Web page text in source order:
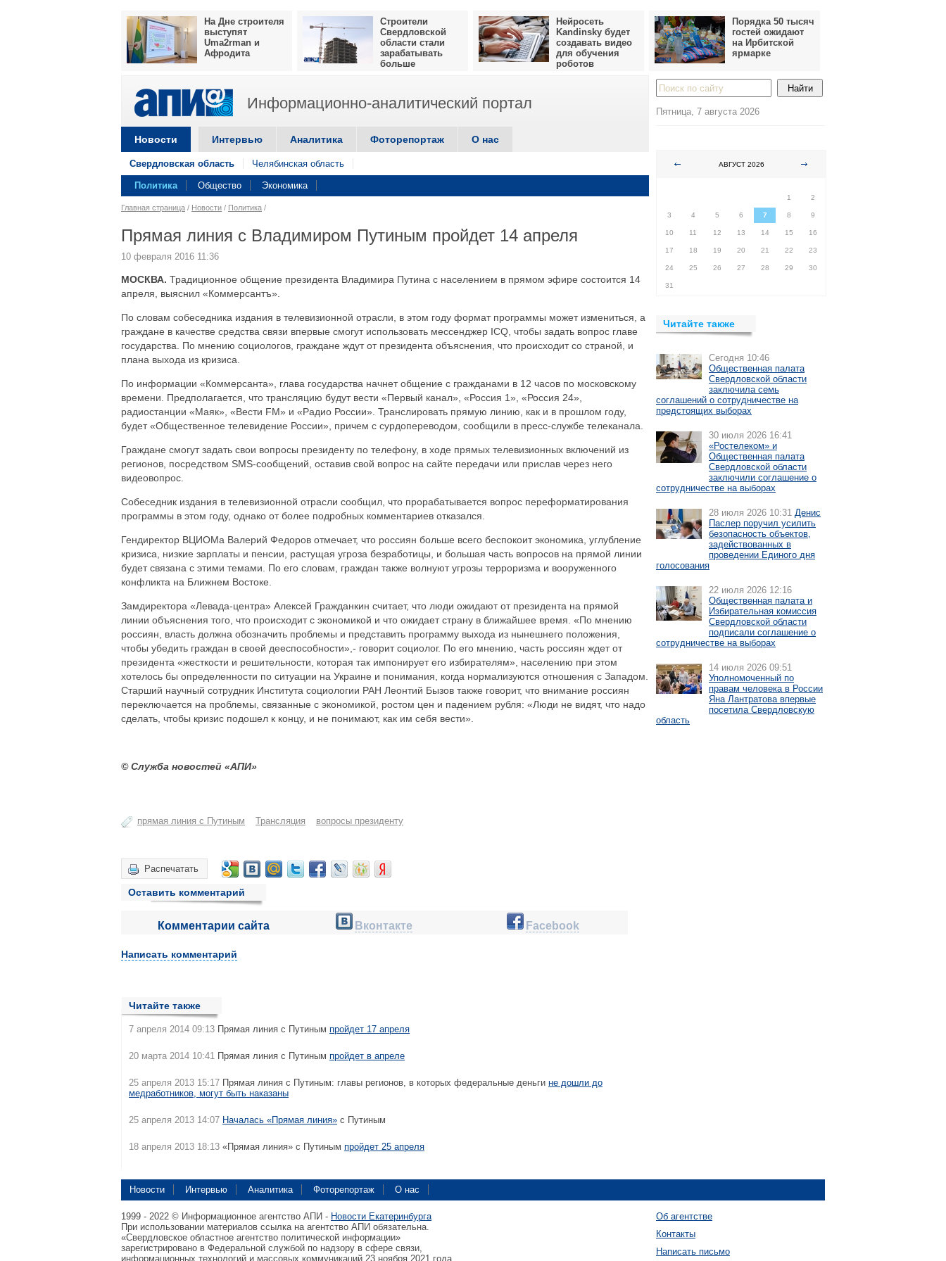
На Дне строителя
выступят
Uma2rman и
Афродита
Строители
Свердловской
области стали
зарабатывать
больше
Нейросеть
Kandinsky будет
создавать видео
для обучения
роботов
Порядка 50 тысяч
гостей ожидают
на Ирбитской
ярмарке
Информационно-аналитический портал
Новости Интервью Аналитика Фоторепортаж О нас
Свердловская область Челябинская область
Политика Общество Экономика
Главная страница / Новости / Политика /
Прямая линия с Владимиром Путиным пройдет 14 апреля
10 февраля 2016 11:36
МОСКВА. Традиционное общение президента Владимира Путина с населением в прямом эфире состоится 14
апреля, выяснил «Коммерсантъ».
По словам собеседника издания в телевизионной отрасли, в этом году формат программы может измениться, а
граждане в качестве средства связи впервые смогут использовать мессенджер ICQ, чтобы задать вопрос главе
государства. По мнению социологов, граждане ждут от президента объяснения, что происходит со страной, и
плана выхода из кризиса.
По информации «Коммерсанта», глава государства начнет общение с гражданами в 12 часов по московскому
времени. Предполагается, что трансляцию будут вести «Первый канал», «Россия 1», «Россия 24»,
радиостанции «Маяк», «Вести FM» и «Радио России». Транслировать прямую линию, как и в прошлом году,
будет «Общественное телевидение России», причем с сурдопереводом, сообщили в пресс-службе телеканала.
Граждане смогут задать свои вопросы президенту по телефону, в ходе прямых телевизионных включений из
регионов, посредством SMS-сообщений, оставив свой вопрос на сайте передачи или прислав через него
видеовопрос.
Собеседник издания в телевизионной отрасли сообщил, что прорабатывается вопрос переформатирования
программы в этом году, однако от более подробных комментариев отказался.
Гендиректор ВЦИОМа Валерий Федоров отмечает, что россиян больше всего беспокоит экономика, углубление
кризиса, низкие зарплаты и пенсии, растущая угроза безработицы, и большая часть вопросов на прямой линии
будет связана с этими темами. По его словам, граждан также волнуют угрозы терроризма и вооруженного
конфликта на Ближнем Востоке.
Замдиректора «Левада-центра» Алексей Гражданкин считает, что люди ожидают от президента на прямой
линии объяснения того, что происходит с экономикой и что ожидает страну в ближайшее время. «По мнению
россиян, власть должна обозначить проблемы и представить программу выхода из нынешнего положения,
чтобы убедить граждан в своей дееспособности»,- говорит социолог. По его мнению, часть россиян ждет от
президента «жесткости и решительности, которая так импонирует его избирателям», населению при этом
хотелось бы определенности по ситуации на Украине и понимания, когда нормализуются отношения с Западом.
Старший научный сотрудник Института социологии РАН Леонтий Бызов также говорит, что внимание россиян
переключается на проблемы, связанные с экономикой, ростом цен и падением рубля: «Люди не видят, что надо
сделать, чтобы кризис подошел к концу, и не понимают, как им себя вести».
© Служба новостей «АПИ»
прямая линия с Путиным Трансляция вопросы президенту
Распечатать
Оставить комментарий
Комментарии сайта Вконтакте Facebook
Написать комментарий
Читайте также
7 апреля 2014 09:13 Прямая линия с Путиным пройдет 17 апреля
20 марта 2014 10:41 Прямая линия с Путиным пройдет в апреле
25 апреля 2013 15:17 Прямая линия с Путиным: главы регионов, в которых федеральные деньги не дошли до
медработников, могут быть наказаны
25 апреля 2013 14:07 Началась «Прямая линия» с Путиным
18 апреля 2013 18:13 «Прямая линия» с Путиным пройдет 25 апреля
Пятница, 7 августа 2026
АВГУСТ 2026
1
2
3 4 5 6 7 8 9
10 11 12 13 14 15 16
17 18 19 20 21 22 23
24 25 26 27 28 29 30
31
Читайте также
Сегодня 10:46
Общественная палата
Свердловской области
заключила семь
соглашений о сотрудничестве на
предстоящих выборах
30 июля 2026 16:41
«Ростелеком» и
Общественная палата
Свердловской области
заключили соглашение о
сотрудничестве на выборах
28 июля 2026 10:31 Денис
Паслер поручил усилить
безопасность объектов,
задействованных в
проведении Единого дня
голосования
22 июля 2026 12:16
Общественная палата и
Избирательная комиссия
Свердловской области
подписали соглашение о
сотрудничестве на выборах
14 июля 2026 09:51
Уполномоченный по
правам человека в России
Яна Лантратова впервые
посетила Свердловскую
область
Новости Интервью Аналитика Фоторепортаж О нас
1999 - 2022 © Информационное агентство АПИ - Новости Екатеринбурга
При использовании материалов ссылка на агентство АПИ обязательна.
«Свердловское областное агентство политической информации»
зарегистрировано в Федеральной службой по надзору в сфере связи,
информационных технологий и массовых коммуникаций 23 ноября 2021 года.
Об агентстве
Контакты
Написать письмо